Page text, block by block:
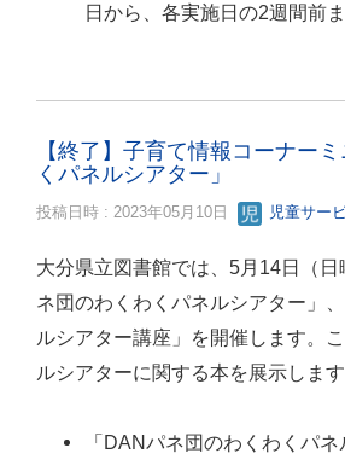
日から、各実施日の2週間前ま
【終了】子育て情報コーナー
くパネルシアター」
投稿日時 : 2023年05月10日 児童サー
大分県立図書館では、5月14日（
ネ団のわくわくパネルシアター」
ルシアター講座」を開催します。
ルシアターに関する本を展示します
「DANパネ団のわくわくパ